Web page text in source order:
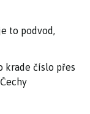
to podvod,
krade číslo přes